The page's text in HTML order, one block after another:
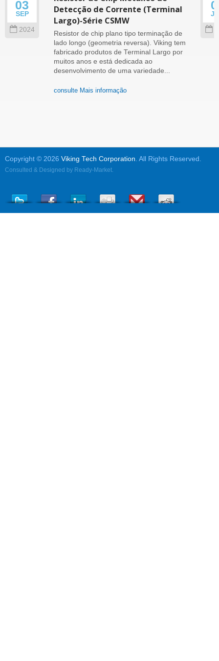
03
SEP
2024
Detecção de Corrente (Terminal
Largo)-Série CSMW
Resistor de chip plano tipo terminação de
lado longo (geometria reversa). Viking tem
fabricado produtos de Terminal Largo por
muitos anos e está dedicada ao
desenvolvimento de uma variedade...
consulte Mais informação
Copyright © 2026 Viking Tech Corporation . All Rights Reserved.
Consulted & Designed by Ready-Market